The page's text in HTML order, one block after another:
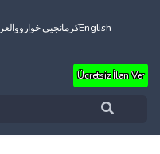
کرمانجیی خوارووEnglish
Ücretsiz İlan Ver